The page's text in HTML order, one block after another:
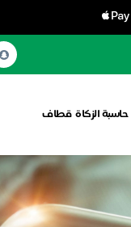
حاسبة الزكاة قطاف